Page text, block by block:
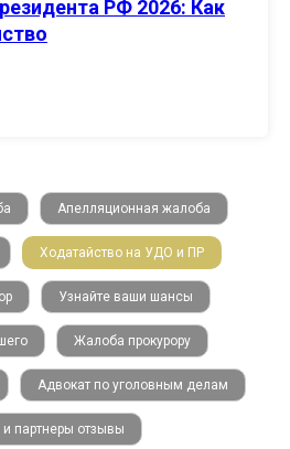
РФ 2026: Как
Апелляционная жалоба
Ходатайство на УДО и ПР
Узнайте ваши шансы
Жалоба прокурору
Адвокат по уголовным делам
партнеры отзывы